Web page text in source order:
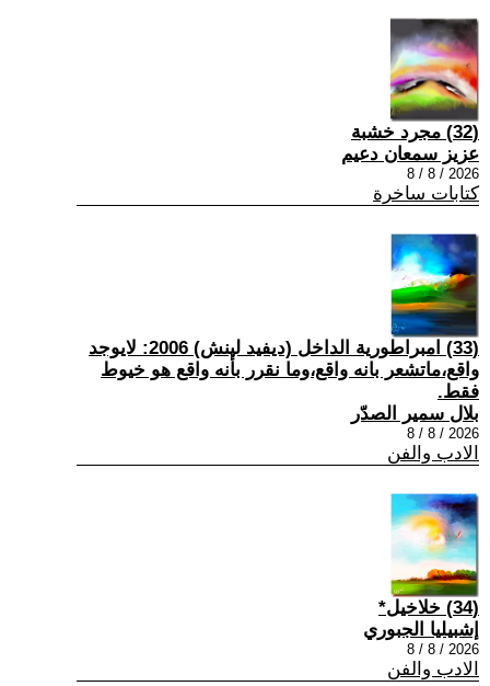
(32) مجرد خشبة
عزيز سمعان دعيم
2026 / 8 / 8
كتابات ساخرة
(33) امبراطورية الداخل (ديفيد لينش) 2006: لايوجد
واقع،ماتشعر بانه واقع،وما نقرر بأنه واقع هو خيوط
فقط.
بلال سمير الصدّر
2026 / 8 / 8
الادب والفن
(34) خلاخيل*
إشبيليا الجبوري
2026 / 8 / 8
الادب والفن